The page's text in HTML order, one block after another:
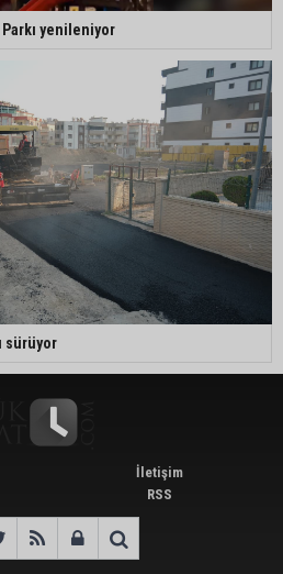
Parkı yenileniyor
sürüyor
İletişim
RSS